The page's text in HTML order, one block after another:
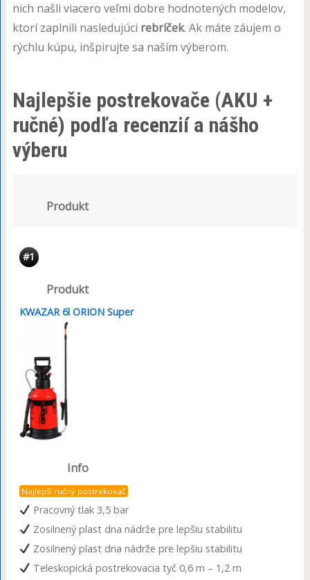
nich našli viacero veľmi dobre hodnotených modelov,
ktorí zaplnili nasledujúci rebríček. Ak máte záujem o
rýchlu kúpu, inšpirujte sa naším výberom.
Najlepšie postrekovače (AKU +
ručné) podľa recenzií a nášho
výberu
Produkt
#1
Produkt
KWAZAR 6l ORION Super
Info
Najlepší ručný postrekovač
Pracovný tlak 3,5 bar
Zosilnený plast dna nádrže pre lepšiu stabilitu
Zosilnený plast dna nádrže pre lepšiu stabilitu
Teleskopická postrekovacia tyč 0,6 m – 1,2 m